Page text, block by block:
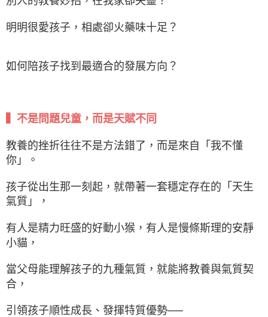
明明很愛孩子，相處卻火藥味十足？
如何陪孩子找到最適合的發展方向？
▍不是問題兒童，而是天賦不同
教養的挫折往往不是方法錯了，而是來自「我不懂
你」。
孩子從出生那一刻起，就帶著一套穩定存在的「天生
氣質」，
有人是精力旺盛的好動小猴，有人是慢條斯理的安靜
小貓，
當父母能理解孩子的九種氣質，就能將教養與氣質契
合，
引領孩子順性成長、發揮特質優勢──